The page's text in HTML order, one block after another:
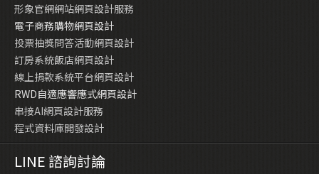
形象官網網站網頁設計服務
電子商務購物網頁設計
投票抽獎問答活動網頁設計
訂房系統飯店網頁設計
線上捐款系統平台網頁設計
RWD自適應響應式網頁設計
串接AI網頁設計服務
程式資料庫開發設計
LINE 諮詢討論